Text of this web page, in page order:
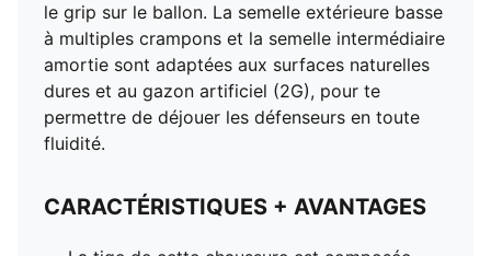
le grip sur le ballon. La semelle extérieure basse
à multiples crampons et la semelle intermédiaire
amortie sont adaptées aux surfaces naturelles
dures et au gazon artificiel (2G), pour te
permettre de déjouer les défenseurs en toute
fluidité.
CARACTÉRISTIQUES + AVANTAGES